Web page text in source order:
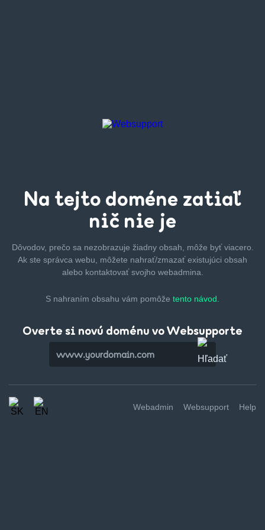
Na tejto doméne zatiaľ
nič nie je
Dôvodov, prečo sa nezobrazuje žiadny obsah, môže byťviacero.
Ak ste správca webu, môžete nahrať/zmazaťexistujúci obsah
alebo kontaktovať svojho webadmina.
S nahraním obsahu vám pomôže tento návod.
Overte si novú doménu vo Websupporte
Webadmin Websupport Help